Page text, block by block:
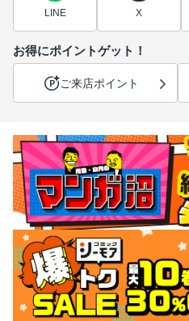
LINE X
お得にポイントゲット！
ご来店ポイント